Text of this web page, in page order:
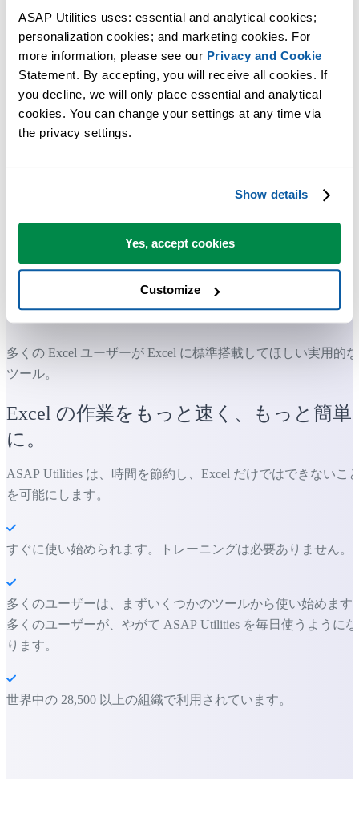
ASAP Utilities uses: essential and analytical cookies;
personalization cookies; and marketing cookies. For
more information, please see our Privacy and Cookie
Statement. By accepting, you will receive all cookies. If
you decline, we will only place essential and analytical
cookies. You can change your settings at any time via
the privacy settings.
Show details
Yes, accept cookies
Customize
多くの Excel ユーザーが Excel に標準搭載してほしい実用的な
ツール。
Excel の作業をもっと速く、もっと簡単
に。
ASAP Utilities は、時間を節約し、Excel だけではできないこ
を可能にします。
すぐに使い始められます。トレーニングは必要ありません。
多くのユーザーは、まずいくつかのツールから使い始めます
多くのユーザーが、やがて ASAP Utilities を毎日使うようにな
ります。
世界中の 28,500 以上の組織で利用されています。